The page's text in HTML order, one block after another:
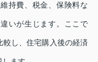
持費、税金、保険料な
いが生じます。ここで
較し、住宅購入後の経済